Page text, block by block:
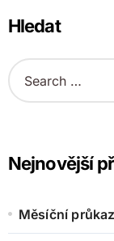
Hledat
S
e
h
f
r
Nejnovější
Měsíční